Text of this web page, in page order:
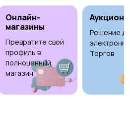
техника
Плиты и духовые
шкафы
Онлайн-
магазины
Превратите свой
профиль в
полноценный
магазин
Аукционы
Решение
Торгов